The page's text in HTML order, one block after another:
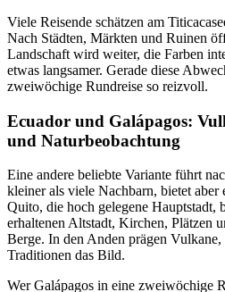
Viele Reisende schätzen am
Nach Städten, Märkten und Ruinen
Landschaft wird weiter, die Farben
etwas langsamer. Gerade diese
zweiwöchige Rundreise so reizvoll.
Ecuador und Galápagos:
und Naturbeobachtung
Eine andere beliebte Variante führt
kleiner als viele Nachbarn, bietet aber
Quito, die hoch gelegene Hauptstadt,
erhaltenen Altstadt, Kirchen, Plätzen
Berge. In den Anden prägen
Traditionen das Bild.
Wer Galápagos in eine zweiwöchige